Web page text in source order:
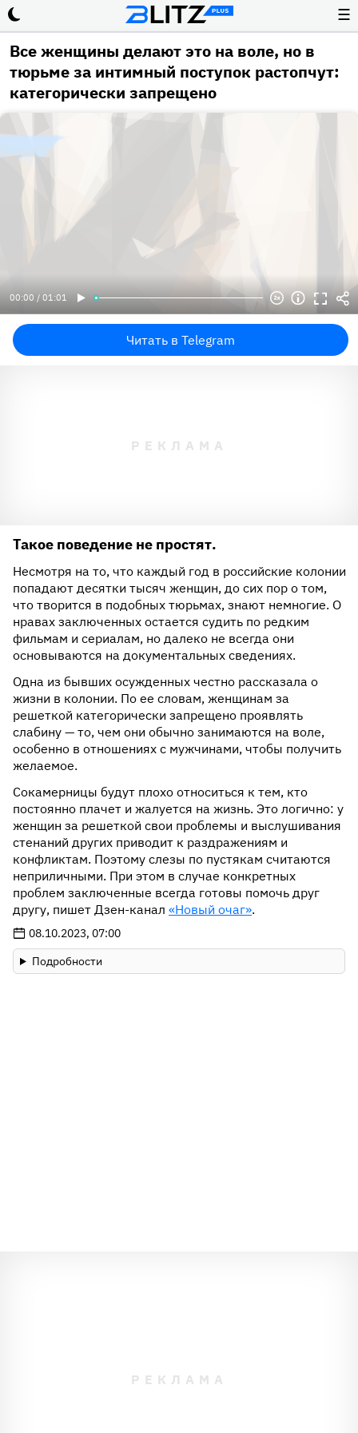
☰
Все женщины делают это на воле, но в
тюрьме за интимный поступок растопчут:
категорически запрещено
00:00 / 01:01
Читать в Telegram
Такое поведение не простят.
Несмотря на то, что каждый год в российские колонии
попадают десятки тысяч женщин, до сих пор о том,
что творится в подобных тюрьмах, знают немногие. О
нравах заключенных остается судить по редким
фильмам и сериалам, но далеко не всегда они
основываются на документальных сведениях.
Одна из бывших осужденных честно рассказала о
жизни в колонии. По ее словам, женщинам за
решеткой категорически запрещено проявлять
слабину — то, чем они обычно занимаются на воле,
особенно в отношениях с мужчинами, чтобы получить
желаемое.
Сокамерницы будут плохо относиться к тем, кто
постоянно плачет и жалуется на жизнь. Это логично: у
женщин за решеткой свои проблемы и выслушивания
стенаний других приводит к раздражениям и
конфликтам. Поэтому слезы по пустякам считаются
неприличными. При этом в случае конкретных
проблем заключенные всегда готовы помочь друг
другу, пишет Дзен-канал «Новый очаг».
08.10.2023, 07:00
Подробности